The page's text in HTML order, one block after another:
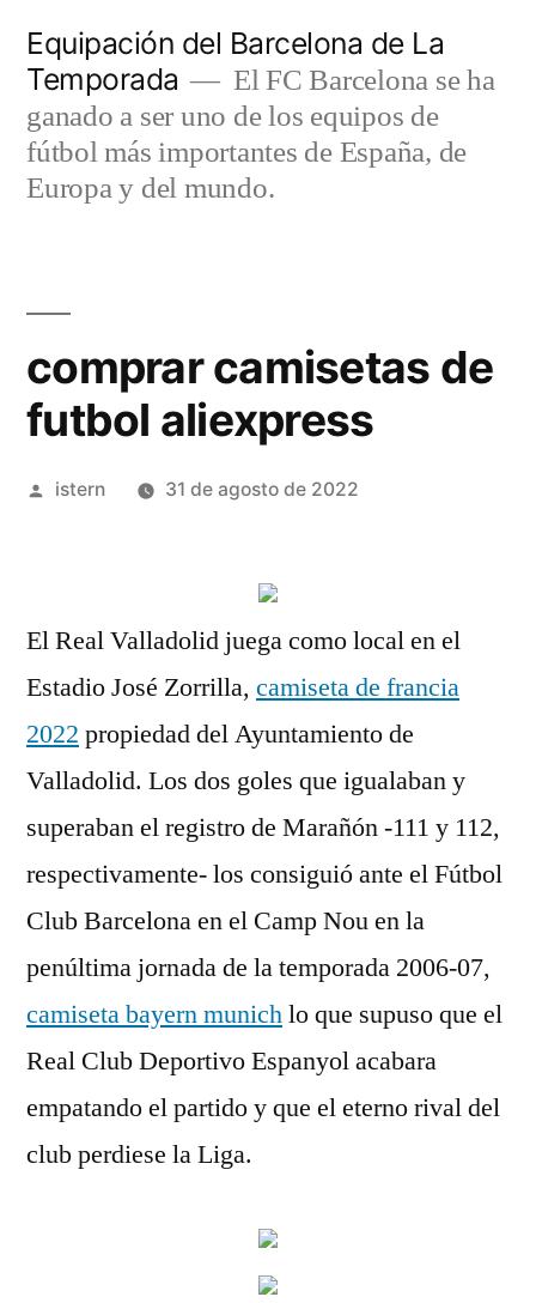
contenido
Equipación del Barcelona de La
Temporada
El FC Barcelona se ha
ganado a ser uno de los equipos de
fútbol más importantes de España, de
Europa y del mundo.
comprar camisetas de
futbol aliexpress
Publicado
istern 31 de agosto de 2022
El Real Valladolid juega como local en el
Estadio José Zorrilla, camiseta de francia
2022 propiedad del Ayuntamiento de
Valladolid. Los dos goles que igualaban y
superaban el registro de Marañón -111 y 112,
respectivamente- los consiguió ante el Fútbol
Club Barcelona en el Camp Nou en la
penúltima jornada de la temporada 2006-07,
camiseta bayern munichlo que supuso que el
Real Club Deportivo Espanyol acabara
empatando el partido y que el eterno rival del
club perdiese la Liga.